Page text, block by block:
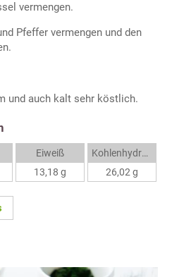
vermengen.
Pfeffer vermengen und den
und auch kalt sehr köstlich.
Eiweiß
13,18 g
Kohlenhydrate
26,02 g